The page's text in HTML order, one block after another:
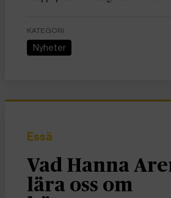
KATEGORI
Nyheter
Essä
Vad Hanna
lära oss om